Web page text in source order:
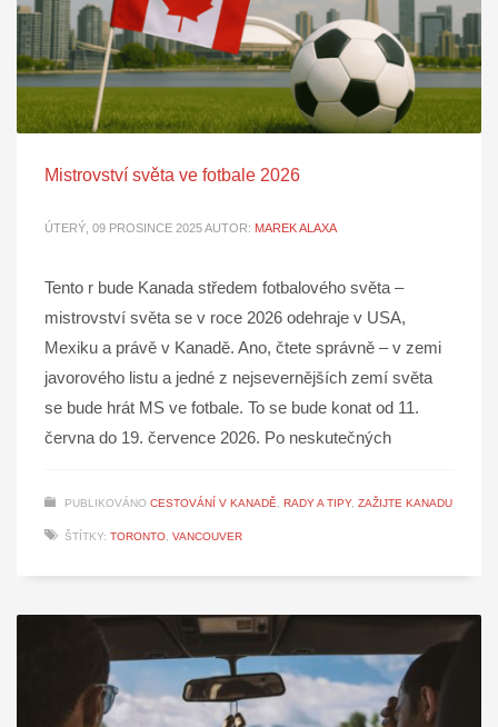
Mistrovství světa ve fotbale 2026
ÚTERÝ, 09 PROSINCE 2025AUTOR: MAREK ALAXA
Tento r bude Kanada středem fotbalového světa –
mistrovství světa se v roce 2026 odehraje v USA,
Mexiku a právě v Kanadě. Ano, čtete správně – v zemi
javorového listu a jedné z nejsevernějších zemí světa
se bude hrát MS ve fotbale. To se bude konat od 11.
června do 19. července 2026. Po neskutečných
PUBLIKOVÁNO CESTOVÁNÍ V KANADĚ, RADY A TIPY, ZAŽIJTE KANADU
ŠTÍTKY: TORONTO, VANCOUVER